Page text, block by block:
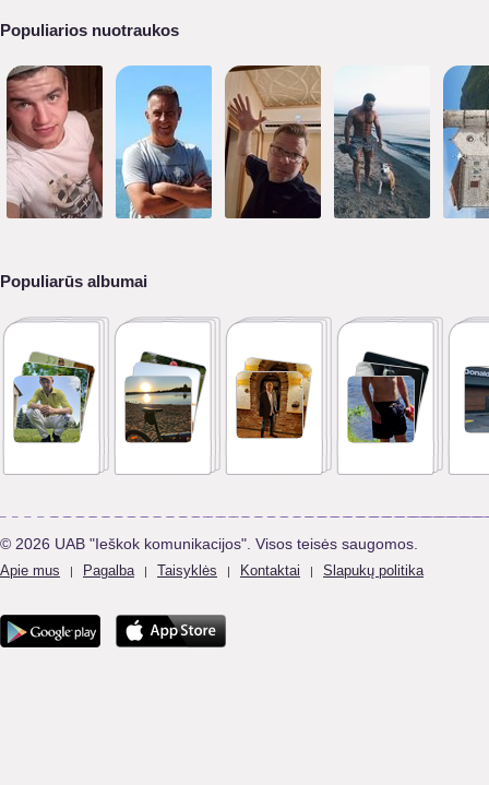
Populiarios nuotraukos
Populiarūs albumai
© 2026 UAB "Ieškok komunikacijos". Visos teisės saugomos.
Apie mus | Pagalba | Taisyklės | Kontaktai | Slapukų politika